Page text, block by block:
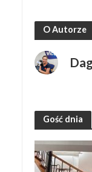
O Autorze
Gość dnia